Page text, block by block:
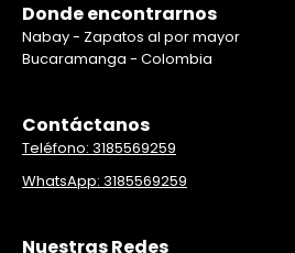
Donde encontrarnos
Nabay - Zapatos al por mayor
Bucaramanga - Colombia
Contáctanos
Teléfono: 3185569259
WhatsApp: 3185569259
Nuestras Redes